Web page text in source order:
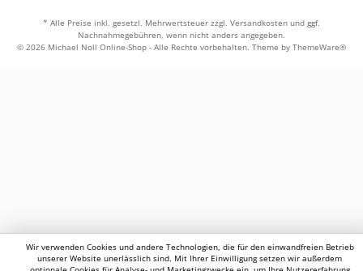
* Alle Preise inkl. gesetzl. Mehrwertsteuer zzgl. Versandkosten und ggf.
Nachnahmegebühren, wenn nicht anders angegeben.
© 2026 Michael Noll Online-Shop - Alle Rechte vorbehalten. Theme by ThemeWare®
Wir verwenden Cookies und andere Technologien, die für den einwandfreien Betrieb
unserer Website unerlässlich sind. Mit Ihrer Einwilligung setzen wir außerdem